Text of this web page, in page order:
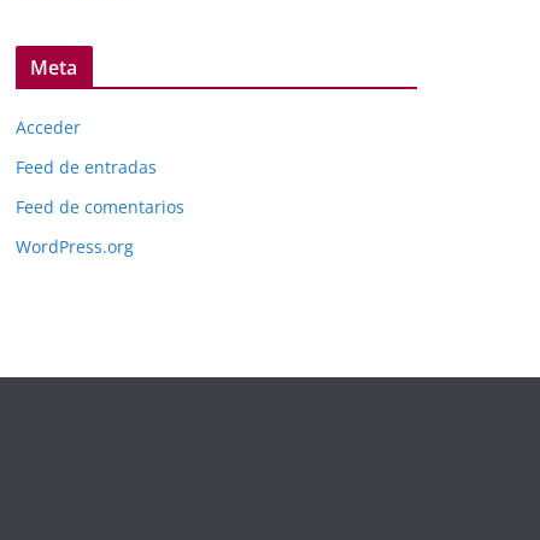
Meta
Acceder
Feed de entradas
Feed de comentarios
WordPress.org